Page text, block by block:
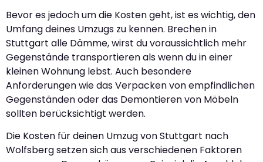
Bevor es jedoch um die Kosten geht, ist es wichtig, den
Umfang deines Umzugs zu kennen. Brechen in
Stuttgart alle Dämme, wirst du voraussichtlich mehr
Gegenstände transportieren als wenn du in einer
kleinen Wohnung lebst. Auch besondere
Anforderungen wie das Verpacken von empfindlichen
Gegenständen oder das Demontieren von Möbeln
sollten berücksichtigt werden.
Die Kosten für deinen Umzug von Stuttgart nach
Wolfsberg setzen sich aus verschiedenen Faktoren